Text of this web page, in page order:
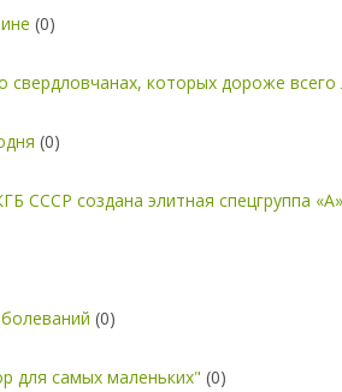
(0)
которых дороже всего
(0)
СССР создана элитная спецгруппа
(0)
для самых маленьких" (0)